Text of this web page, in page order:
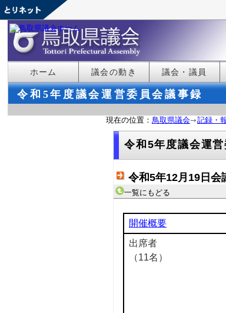
ホーム 議会の動き 議会・議員
令和5年度議会運営委員会議事録
現在の位置： 鳥取県議会 記録・
令和5年度議会運
令和5年12月19日会
一覧にもどる
開催概要
出席者
（11名）